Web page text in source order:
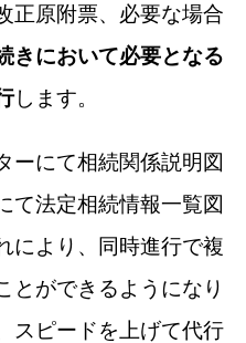
正原附票、必要な場合
きにおいて必要となる
します。
ーにて相続関係説明図
て法定相続情報一覧図
により、同時進行で複
とができるようになり
スピードを上げて代行